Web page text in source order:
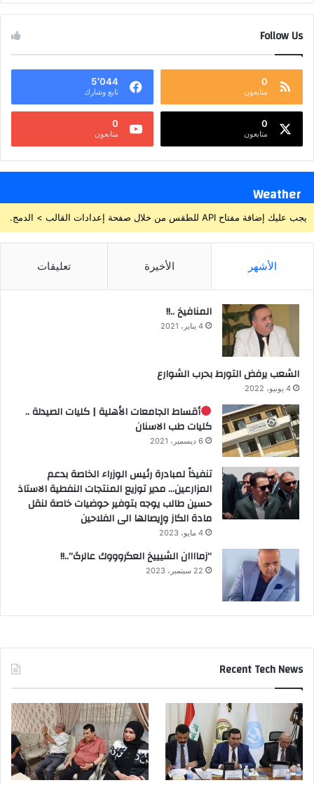
Follow Us
0
متابعون
5٬044
تابع وشارك
0
متابعون
0
متابعون
Weather
يجب عليك إضافة مفتاح API للطقس من خلال صفحة إعدادات القالب > الدمج.
الأشهر الأخيرة تعليقات
المنافيخ ..!!
4 يناير، 2021
الشعب يرفض التورط بحرب الشوارع
4 يونيو، 2022
أقساط الجامعات الأهلية | كليات الصيدلة ..
كليات طب الاسنان
6 ديسمبر، 2021
تنفيذاً لمبادرة رئيس الوزراء الخاصة بدعم
المزارعين… مدير توزيع المنتجات النفطية الاستاذ
حسين طالب يوجه بتوفير حوضيات خاصة لنقل
مادة الكاز وإيصالها الى الفلاحين
4 مايو، 2023
“زماااان الشيييخ العگروووك عالرگ”..!!
22 سبتمبر، 2023
Recent Tech News